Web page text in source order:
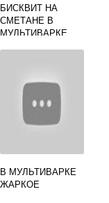
БИСКВИТ НА
СМЕТАНЕ В
МУЛЬТИВАРКЕ
В МУЛЬТИВАРКЕ
ЖАРКОЕ